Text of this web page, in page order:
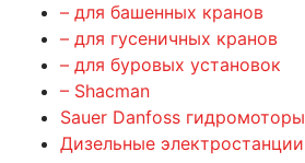
– для башенных кранов
– для гусеничных кранов
– для буровых установок
– Shacman
Sauer Danfoss гидромоторы
Дизельные электростанции